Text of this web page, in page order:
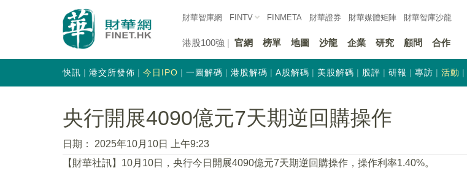
財華智庫網 FINTV FINMETA 財華證券 財華媒體矩陣 財華智庫沙龍
港股100強 官網 榜單 地圖 沙龍 企業 研究 顧問 合作
快訊 港交所發佈 今日IPO 一圖解碼 港股解碼 A股解碼 美股解碼 股評 研報 專訪 活動
央行開展4090億元7天期逆回購操作
日期：
2025年10月10日 上午9:23
【財華社訊】10月10日，央行今日開展4090億元7天期逆回購操作，操作利率1.40%。